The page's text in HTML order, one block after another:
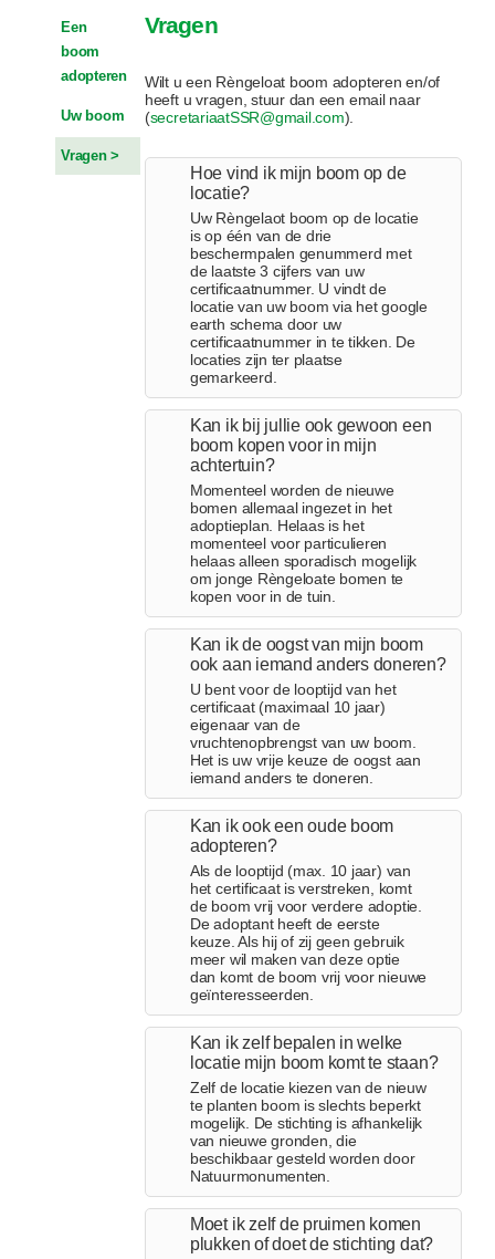
Een
boom
adopteren
Uw boom
Vragen
Vragen
Wilt u een Rèngeloat boom adopteren en/of
heeft u vragen, stuur dan een email naar
(secretariaatSSR@gmail.com).
Hoe vind ik mijn boom op de
locatie?
Uw Rèngelaot boom op de locatie
is op één van de drie
beschermpalen genummerd met
de laatste 3 cijfers van uw
certificaatnummer. U vindt de
locatie van uw boom via het google
earth schema door uw
certificaatnummer in te tikken. De
locaties zijn ter plaatse
gemarkeerd.
Kan ik bij jullie ook gewoon een
boom kopen voor in mijn
achtertuin?
Momenteel worden de nieuwe
bomen allemaal ingezet in het
adoptieplan. Helaas is het
momenteel voor particulieren
helaas alleen sporadisch mogelijk
om jonge Rèngeloate bomen te
kopen voor in de tuin.
Kan ik de oogst van mijn boom
ook aan iemand anders doneren?
U bent voor de looptijd van het
certificaat (maximaal 10 jaar)
eigenaar van de
vruchtenopbrengst van uw boom.
Het is uw vrije keuze de oogst aan
iemand anders te doneren.
Kan ik ook een oude boom
adopteren?
Als de looptijd (max. 10 jaar) van
het certificaat is verstreken, komt
de boom vrij voor verdere adoptie.
De adoptant heeft de eerste
keuze. Als hij of zij geen gebruik
meer wil maken van deze optie
dan komt de boom vrij voor nieuwe
geïnteresseerden.
Kan ik zelf bepalen in welke
locatie mijn boom komt te staan?
Zelf de locatie kiezen van de nieuw
te planten boom is slechts beperkt
mogelijk. De stichting is afhankelijk
van nieuwe gronden, die
beschikbaar gesteld worden door
Natuurmonumenten.
Moet ik zelf de pruimen komen
plukken of doet de stichting dat?